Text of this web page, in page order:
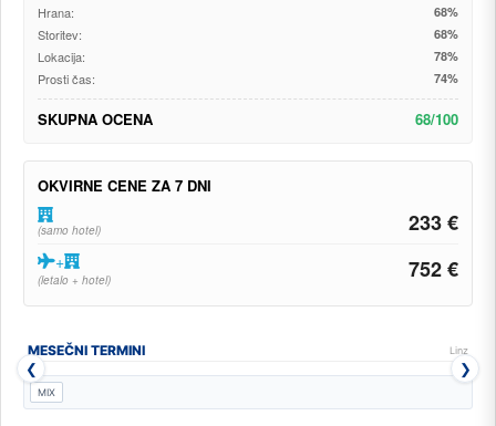
Hrana: 68%
Storitev: 68%
Lokacija: 78%
Prosti čas: 74%
SKUPNA OCENA 68/100
OKVIRNE CENE ZA 7 DNI
(samo hotel) 233 €
+
(letalo + hotel) 752 €
MESEČNI TERMINI Linz
❮ ❯
MIX